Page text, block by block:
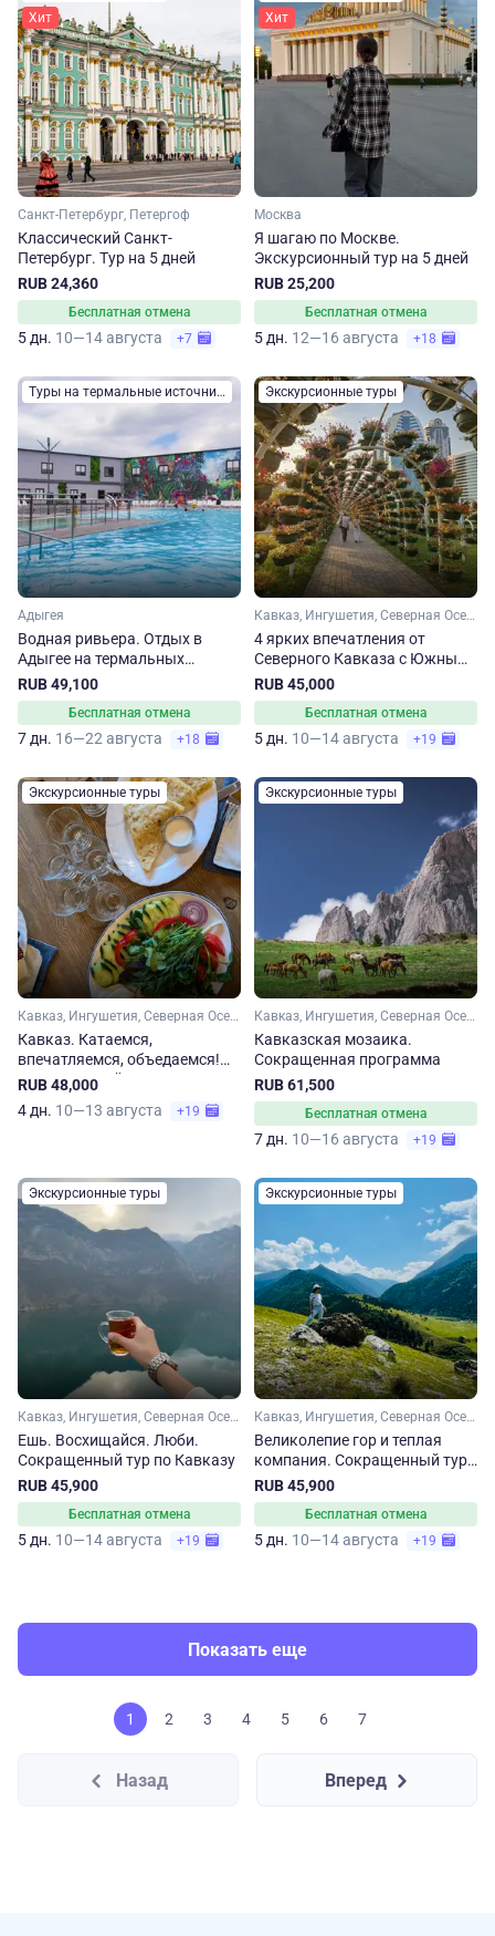
Хит
Санкт-Петербург, Петергоф
Классический Санкт-
Петербург. Тур на 5 дней
RUB 24,360
Бесплатная отмена
5 дн. 10—14 августа +7
Хит
Москва
Я шагаю по Москве.
Экскурсионный тур на 5 дней
RUB 25,200
Бесплатная отмена
5 дн. 12—16 августа +18
Туры на термальные источники
Адыгея
Водная ривьера. Отдых в
Адыгее на термальных
источниках
RUB 49,100
Бесплатная отмена
7 дн. 16—22 августа +18
Экскурсионные туры
Кавказ, Ингушетия, Северная Осетия, Кабардино-Балкария, Чечня
4 ярких впечатления от
Северного Кавказа с Южным
горячим сердцем.
Сокращенный тур
RUB 45,000
Бесплатная отмена
5 дн. 10—14 августа +19
Экскурсионные туры
Кавказ, Ингушетия, Северная Осетия, Чечня
Кавказ. Катаемся,
впечатляемся, объедаемся!
Сокращенный тур
RUB 48,000
4 дн. 10—13 августа +19
Экскурсионные туры
Кавказ, Ингушетия, Северная Осетия, Чечня, Дагестан, Кабардино-Балкария
Кавказская мозаика.
Сокращенная программа
RUB 61,500
Бесплатная отмена
7 дн. 10—16 августа +19
Экскурсионные туры
Кавказ, Ингушетия, Северная Осетия, Чечня, Дагестан
Ешь. Восхищайся. Люби.
Сокращенный тур по Кавказу
RUB 45,900
Бесплатная отмена
5 дн. 10—14 августа +19
Экскурсионные туры
Кавказ, Ингушетия, Северная Осетия, Чечня
Великолепие гор и теплая
компания. Сокращенный тур
по Кавказу
RUB 45,900
Бесплатная отмена
5 дн. 10—14 августа +19
Показать еще
1 2 3 4 5 6 7
Назад Вперед